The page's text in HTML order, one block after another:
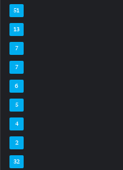
51
13
7
7
6
5
4
2
32